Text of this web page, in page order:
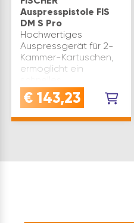
Auspresspistole FIS
DM S Pro
Hochwertiges
Auspressgerät für 2-
Kammer-Kartuschen,
ermöglicht ein
ermüdungsfreies
Arbeiten. Hinweis:Für T
Nicht für C Kartuschen.
€ 143,23